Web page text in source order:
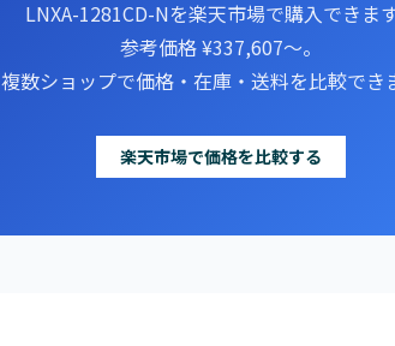
LNXA-1281CD-Nを楽天市場で購入できます
参考価格 ¥337,607～。
複数ショップで価格・在庫・送料を比較でき
楽天市場で価格を比較する